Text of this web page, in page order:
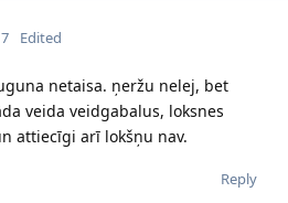
Edited
netaisa. ņeržu nelej, bet
veida veidgabalus, loksnes
attiecīgi arī lokšņu nav.
Reply